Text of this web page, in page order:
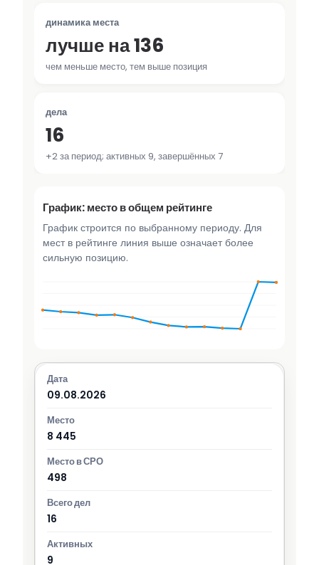
динамика места
лучше на 136
чем меньше место, тем выше позиция
дела
16
+2 за период; активных 9, завершённых 7
График: место в общем рейтинге
График строится по выбранному периоду. Для
мест в рейтинге линия выше означает более
сильную позицию.
09.08.2026
8 445
498
16
9